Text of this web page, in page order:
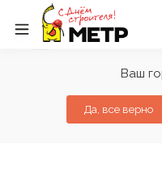
Ваш
Да, все верно